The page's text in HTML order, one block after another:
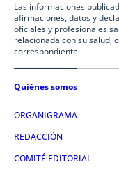
Las informaciones
afirmaciones, datos y
oficiales y profesionales
relacionada con su salud,
correspondiente.
Quiénes somos
ORGANIGRAMA
REDACCIÓN
COMITÉ EDITORIAL